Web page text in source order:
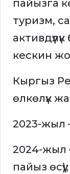
пайызга
туризм,
кескин
Кыргыз
өлкөлүк
2023-жыл
2024-жыл
пайыз өсүү);